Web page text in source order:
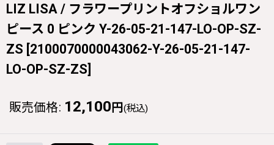
LIZ LISA / フラワープリントオフショルワン
ピース 0 ピンク Y-26-05-21-147-LO-OP-SZ-
ZS [2100070000043062-Y-26-05-21-147-
LO-OP-SZ-ZS]
販売価格: 12,100 円 (税込)